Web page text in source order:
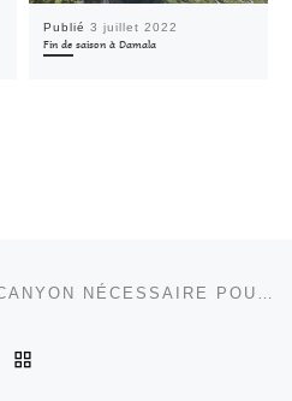
Publié 3 juillet 2022
Fin de saison à Damala
LISTE DU MATÉRIEL CANYON NÉCESSAIRE POUR DEVENIR AUTONOME